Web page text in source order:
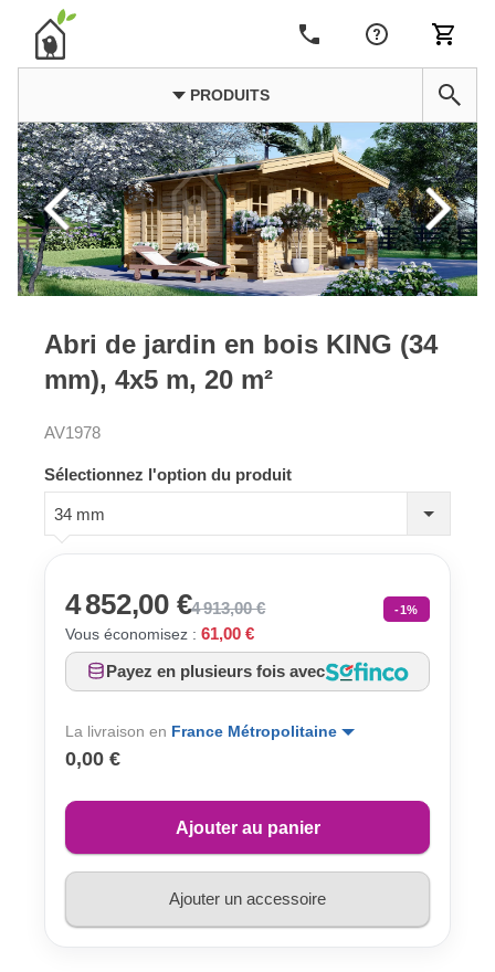
PRODUITS
Abri de jardin en bois KING (34
mm), 4x5 m, 20 m²
AV1978
Sélectionnez l'option du produit
34 mm
4 852,00 €4 913,00 € -1%
Vous économisez : 61,00 €
Payez en plusieurs fois avec
La livraison en France Métropolitaine
0,00 €
Ajouter au panier
Ajouter un accessoire